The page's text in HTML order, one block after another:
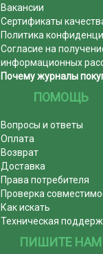
Вакансии
Сертификаты
Политика
Согласие на
информационных
Почему журналы
ПОМОЩЬ
Вопросы и ответы
Оплата
Возврат
Доставка
Права потребителя
Проверка
Как искать
Техническая
ПИШИТЕ НАМ